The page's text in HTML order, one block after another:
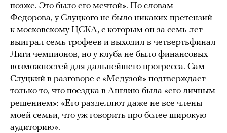
позже. Это было его мечтой». По словам
Федорова, у Слуцкого не было никаких претензий
к московскому ЦСКА, с которым он за семь лет
выиграл семь трофеев и выходил в четвертьфинал
Лиги чемпионов, но у клуба не было финансовых
возможностей для дальнейшего прогресса. Сам
Слуцкий в разговоре с «Медузой» подтверждает
только то, что поездка в Англию была «его личным
решением»: «Его разделяют даже не все члены
моей семьи, что уж говорить про более широкую
аудиторию».